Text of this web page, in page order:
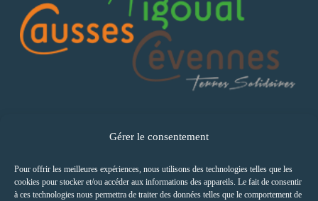
Gérer le consentement
Pour offrir les meilleures expériences, nous utilisons des technologies telles que les
cookies pour stocker et/ou accéder aux informations des appareils. Le fait de consentir
à ces technologies nous permettra de traiter des données telles que le comportement de